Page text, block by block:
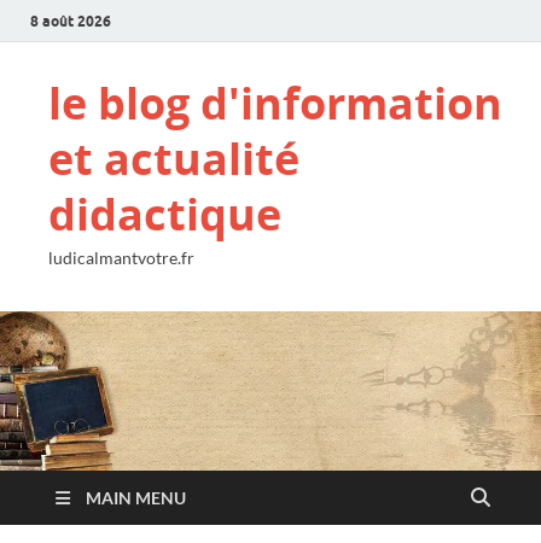
8 août 2026
le blog d'information
et actualité
didactique
ludicalmantvotre.fr
MAIN MENU